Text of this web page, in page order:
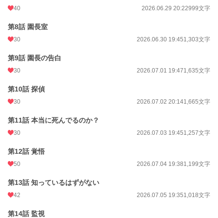
恋愛
お気に入り 51
24h.ポイント
文字数 69,942
初回公開日時 2026.06.26 20:05
累計ポイント
40 2026.06.29 20:22999文字
第8話 園長室
30 2026.06.30 19:451,303文字
第9話 園長の告白
30 2026.07.01 19:471,635文字
第10話 探偵
30 2026.07.02 20:141,665文字
第11話 本当に死んでるのか？
30 2026.07.03 19:451,257文字
第12話 覚悟
50 2026.07.04 19:381,199文字
第13話 知っているはずがない
42 2026.07.05 19:351,018文字
第14話 監視